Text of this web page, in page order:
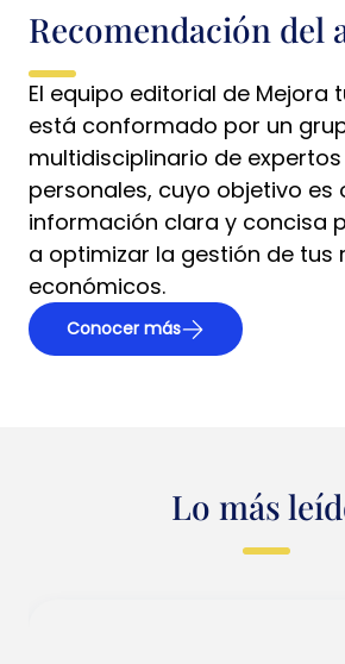
Recomendación del
El equipo editorial de Mejora
está conformado por un
multidisciplinario de
personales, cuyo objetivo es
información clara y concisa
a optimizar la gestión de tus
económicos.
Conocer más
Lo más